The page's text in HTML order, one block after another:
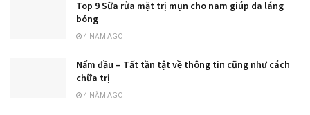
Top 9 Sữa rửa mặt trị mụn cho nam giúp da láng
bóng
4 NĂM AGO
Nấm đầu – Tất tần tật về thông tin cũng như cách
chữa trị
4 NĂM AGO